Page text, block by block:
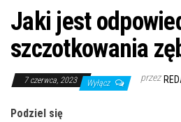
Jaki jest
szczotkowania
7 czerwca, 2023 Wyłącz przez
Podziel się